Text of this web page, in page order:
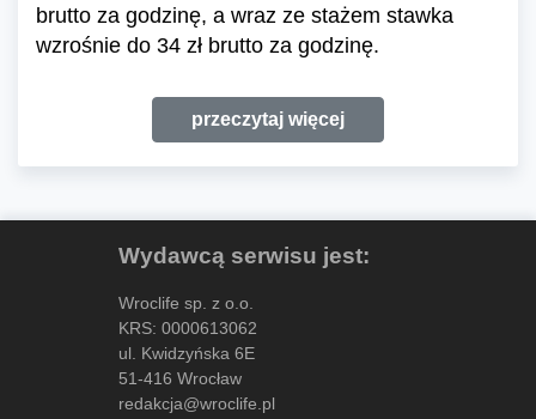
brutto za godzinę, a wraz ze stażem stawka
wzrośnie do 34 zł brutto za godzinę.
przeczytaj więcej
Wydawcą serwisu jest:
Wroclife sp. z o.o.
KRS: 0000613062
ul. Kwidzyńska 6E
51-416 Wrocław
redakcja@wroclife.pl